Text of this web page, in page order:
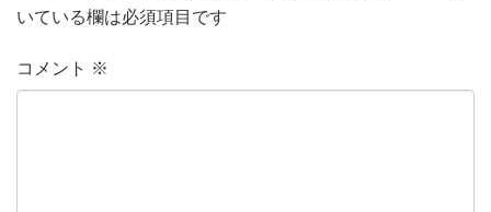
いている欄は必須項目です
コメント ※